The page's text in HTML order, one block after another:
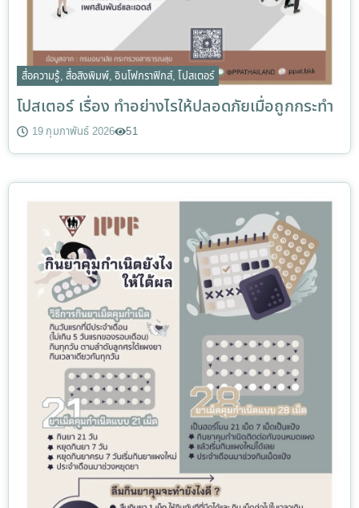
สื่อความรู้, สื่อสิงพิมพ์,อินโฟกราฟิกส์,โปสเตอร์
โปสเตอร์ เรื่อง ทำอย่างไรให้ปลอดภัยเมื่อถูกกระทำ
19 กุมภาพันธ์ 2026 51